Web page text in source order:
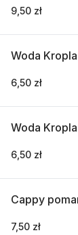
9,50 zł
Woda
6,50 zł
Woda
6,50 zł
Cappy
7,50 zł